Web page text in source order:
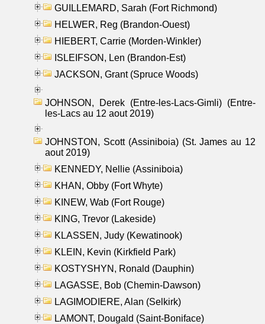
GUILLEMARD, Sarah (Fort Richmond)
HELWER, Reg (Brandon-Ouest)
HIEBERT, Carrie (Morden-Winkler)
ISLEIFSON, Len (Brandon-Est)
JACKSON, Grant (Spruce Woods)
JOHNSON, Derek (Entre-les-Lacs-Gimli) (Entre-
les-Lacs au 12 aout 2019)
JOHNSTON, Scott (Assiniboia) (St. James au 12
aout 2019)
KENNEDY, Nellie (Assiniboia)
KHAN, Obby (Fort Whyte)
KINEW, Wab (Fort Rouge)
KING, Trevor (Lakeside)
KLASSEN, Judy (Kewatinook)
KLEIN, Kevin (Kirkfield Park)
KOSTYSHYN, Ronald (Dauphin)
LAGASSE, Bob (Chemin-Dawson)
LAGIMODIERE, Alan (Selkirk)
LAMONT, Dougald (Saint-Boniface)